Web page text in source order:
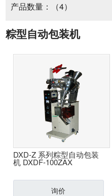
单室真空包装机
双室真空包装机
家用真空包装机
连续式真空包装机
抽气包装机
气动封口机
吸塑包装封口机
电磁感应封口机
手压式封口机
脚踏式封口机
封杯机
封盒机
“L”型半自动封切机
半自动套膜封切包装机
全自动套膜封切包装机
全自动封切机
全自动封切包装机
封箱机
半自动胶带封箱机
自动折盖胶带封箱机
湿水胶纸机
捆扎机
半自动捆扎机
自动捆扎机
固体墨轮标示机
色带热打码机
同步跟踪墨轮打码机
自动折纸机
自动卧式包装机
卧式自动包装机
下走纸式卧式枕型自动包装机
自动立式包装机
袋泡茶自动包装机
链斗式自动包装机
产品数量：（4）
粽型自动包装机
DXD-Z 系列粽型自动包装
机 DXDF-100ZAX
询价